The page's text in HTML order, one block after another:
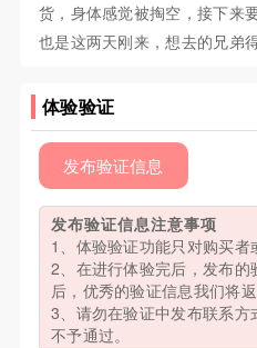
货，身体感觉被掏空，接下来
也是这两天刚来，想去的兄弟
体验验证
发布验证信息
发布验证信息注意事项
1、体验验证功能只对购买者
2、在进行体验完后，发布
后，优秀的验证信息我们将返
3、请勿在验证中发布联系
不予通过。